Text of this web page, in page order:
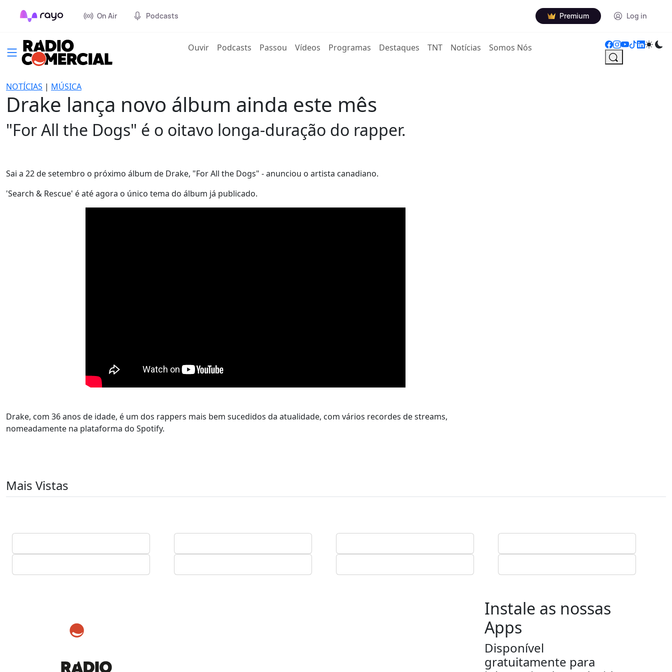
On Air Podcasts Premium Log in
Ouvir(current)
Podcasts Passou Vídeos Programas Destaques TNT Notícias Somos Nós
NOTÍCIAS | MÚSICA
Drake lança novo álbum ainda este mês
"For All the Dogs" é o oitavo longa-duração do rapper.
Sai a 22 de setembro o próximo álbum de Drake, "For All the Dogs" - anunciou o artista canadiano.
'Search & Rescue' é até agora o único tema do álbum já publicado.
Drake, com 36 anos de idade, é um dos rappers mais bem sucedidos da atualidade, com vários recordes de streams,
nomeadamente na plataforma do Spotify.
Mais Vistas
Instale as nossas
Apps
Disponível
gratuitamente para